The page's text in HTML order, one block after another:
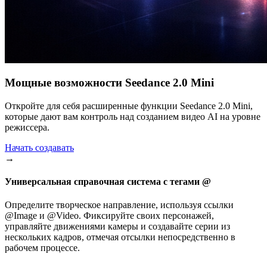
Мощные возможности Seedance 2.0 Mini
Откройте для себя расширенные функции Seedance 2.0 Mini,
которые дают вам контроль над созданием видео AI на уровне
режиссера.
Начать создавать
→
Универсальная справочная система с тегами @
Определите творческое направление, используя ссылки
@Image и @Video. Фиксируйте своих персонажей,
управляйте движениями камеры и создавайте серии из
нескольких кадров, отмечая отсылки непосредственно в
рабочем процессе.